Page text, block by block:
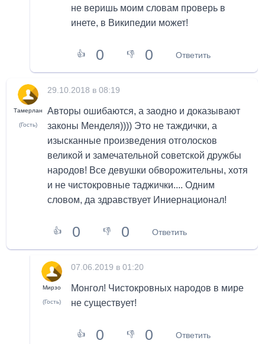
не веришь моим словам проверь в
инете, в Википедии может!
👍 0 👎 0 Ответить
Тамерлан
(Гость)
29.10.2018 в 08:19
Авторы ошибаются, а заодно и доказывают
законы Менделя)))) Это не таждички, а
изысканные произведения отголосков
великой и замечательной советской дружбы
народов! Все девушки обворожительны, хотя
и не чистокровные таджички.... Одним
словом, да здравствует Иниернационал!
👍 0 👎 0 Ответить
Мирзо
(Гость)
07.06.2019 в 01:20
Монгол! Чистокровных народов в мире
не существует!
👍 0 👎 0 Ответить